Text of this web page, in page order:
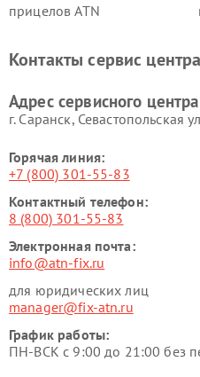
прицелов ATN
Контакты сервис центра
Адрес сервисного
г. Саранск, Севастопольская
Горячая линия:
+7 (800) 301-55-83
Контактный телефон:
8 (800) 301-55-83
Электронная почта:
info@atn-fix.ru
для юридических лиц
manager@fix-atn.ru
График работы:
ПН-ВСК с 9:00 до 21:00 без